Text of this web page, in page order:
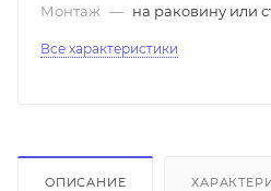
Монтаж — на раковину или
Все характеристики
ОПИСАНИЕ